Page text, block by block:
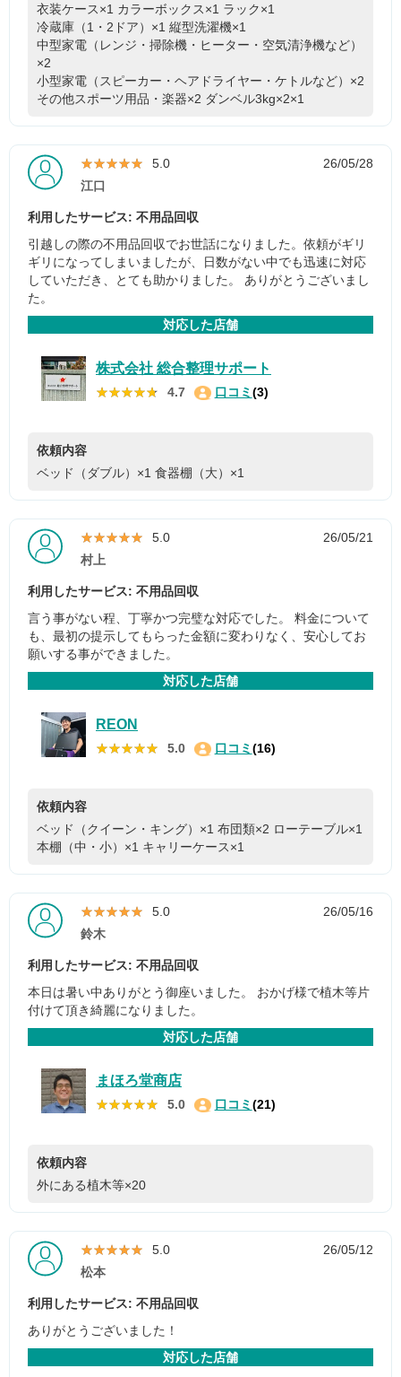
衣装ケース×1 カラーボックス×1 ラック×1
冷蔵庫（1・2ドア）×1 縦型洗濯機×1
中型家電（レンジ・掃除機・ヒーター・空気清浄機など）
×2
小型家電（スピーカー・ヘアドライヤー・ケトルなど）×2
その他スポーツ用品・楽器×2 ダンベル3kg×2×1
★★★★★
★★★★★ 5.0
26/05/28
江口
利用したサービス: 不用品回収
引越しの際の不用品回収でお世話になりました。依頼がギリ
ギリになってしまいましたが、日数がない中でも迅速に対応
していただき、とても助かりました。 ありがとうございまし
た。
対応した店舗
株式会社 総合整理サポート
★★★★★
★★★★★ 4.7 口コミ (3)
依頼内容
ベッド（ダブル）×1 食器棚（大）×1
★★★★★
★★★★★ 5.0
26/05/21
村上
利用したサービス: 不用品回収
言う事がない程、丁寧かつ完璧な対応でした。 料金について
も、最初の提示してもらった金額に変わりなく、安心してお
願いする事ができました。
対応した店舗
REON
★★★★★
★★★★★ 5.0 口コミ (16)
依頼内容
ベッド（クイーン・キング）×1 布団類×2 ローテーブル×1
本棚（中・小）×1 キャリーケース×1
★★★★★
★★★★★ 5.0
26/05/16
鈴木
利用したサービス: 不用品回収
本日は暑い中ありがとう御座いました。 おかげ様で植木等片
付けて頂き綺麗になりました。
対応した店舗
まほろ堂商店
★★★★★
★★★★★ 5.0 口コミ (21)
依頼内容
外にある植木等×20
★★★★★
★★★★★ 5.0
26/05/12
松本
利用したサービス: 不用品回収
ありがとうございました！
対応した店舗